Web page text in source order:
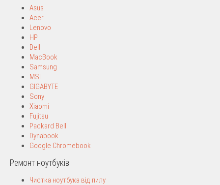
Asus
Acer
Lenovo
HP
Dell
MacBook
Samsung
MSI
GIGABYTE
Sony
Xiaomi
Fujitsu
Packard Bell
Dynabook
Google Chromebook
Ремонт ноутбуків
Чистка ноутбука від пилу